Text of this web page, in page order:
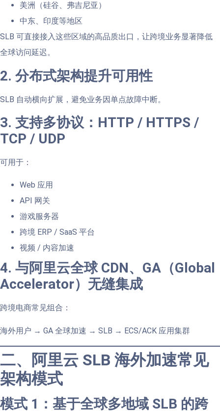
美洲（硅谷、弗吉尼亚）
中东、印度等地区
SLB 可直接接入这些区域的高品质出口，让跨境业务显著降低
全球访问延迟。
2. 分布式架构提升可用性
SLB 自动横向扩展，避免业务因单点故障中断。
3. 支持多协议：HTTP / HTTPS /
TCP / UDP
可用于：
Web 应用
API 网关
游戏服务器
跨境 ERP / SaaS 平台
视频 / 内容加速
4. 与阿里云全球 CDN、GA（Global
Accelerator）无缝集成
跨境电商常见组合：
海外用户 → GA 全球加速 → SLB → ECS/ACK 应用集群
二、阿里云 SLB 海外加速常见
架构模式
模式 1：基于全球多地域 SLB 的跨